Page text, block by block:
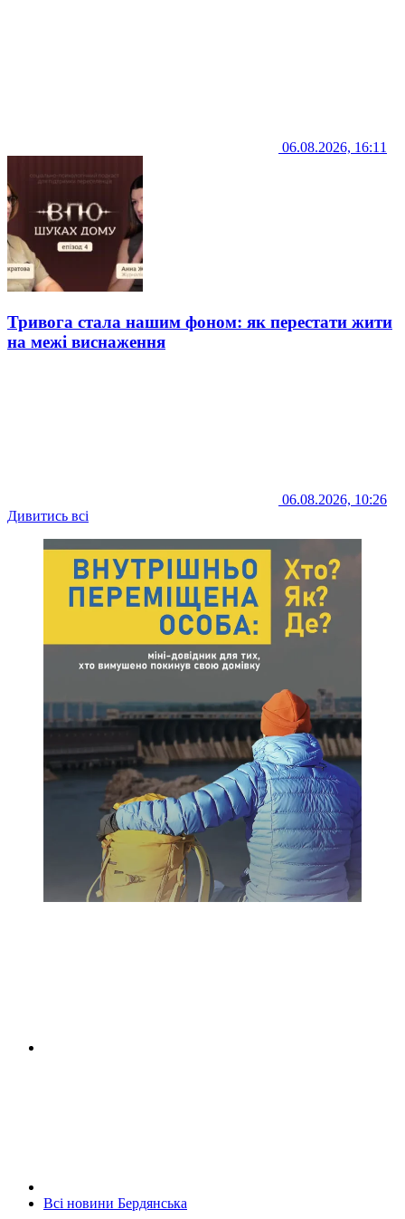
06.08.2026, 16:11
Тривога стала нашим фоном: як перестати жити
на межі виснаження
06.08.2026, 10:26
Дивитись всі
Всі новини Бердянська